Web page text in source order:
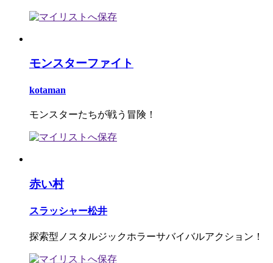
モンスターファイト
kotaman
モンスターたちが戦う冒険！
赤い村
スラッシャー松井
探索型ノスタルジックホラーサバイバルアクション！